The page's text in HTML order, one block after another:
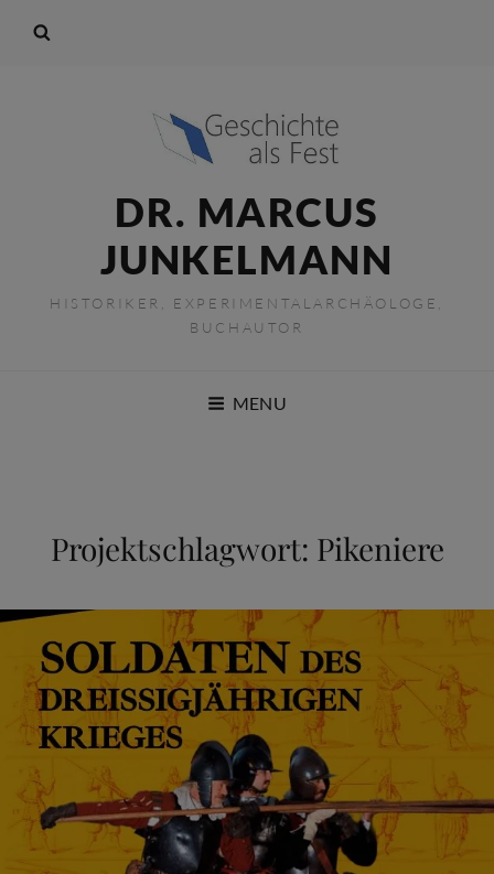
DR. MARCUS
JUNKELMANN
HISTORIKER, EXPERIMENTALARCHÄOLOGE,
BUCHAUTOR
MENU
Projektschlagwort: Pikeniere